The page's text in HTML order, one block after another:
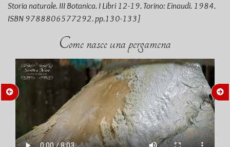
Storia naturale. III Botanica. I Libri 12-19. Torino: Einaudi. 1984.
ISBN 9788806577292. pp.130-133]
Come nasce una pergamena